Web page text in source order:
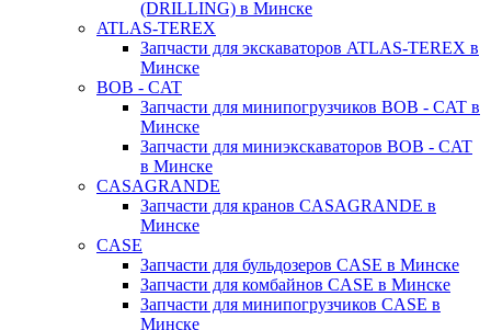
(DRILLING) в Минске
ATLAS-TEREX
Запчасти для экскаваторов ATLAS-TEREX в
Минске
BOB - CAT
Запчасти для минипогрузчиков BOB - CAT в
Минске
Запчасти для миниэкскаваторов BOB - CAT
в Минске
CASAGRANDE
Запчасти для кранов CASAGRANDE в
Минске
CASE
Запчасти для бульдозеров CASE в Минске
Запчасти для комбайнов CASE в Минске
Запчасти для минипогрузчиков CASE в
Минске